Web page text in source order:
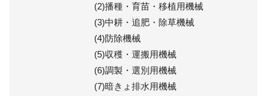
(2)播種・育苗・移植用機械
(3)中耕・追肥・除草機械
(4)防除機械
(5)収穫・運搬用機械
(6)調製・選別用機械
(7)暗きょ排水用機械